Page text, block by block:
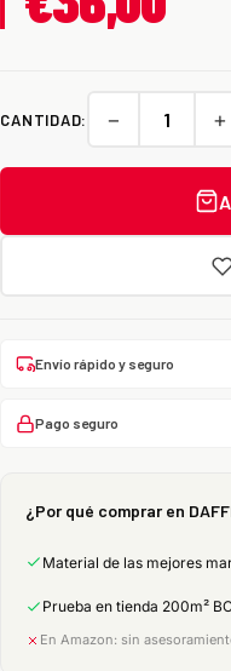
CANTIDAD: − +
Envío rápido y seguro
Pago seguro
¿Por qué comprar en
Material de las mejores
Prueba en tienda 200m²
En Amazon: sin